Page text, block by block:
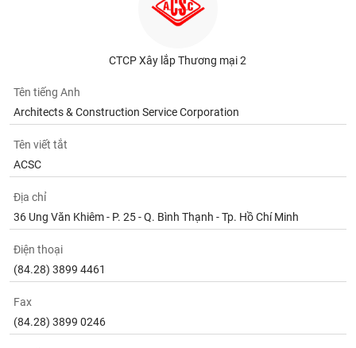
CTCP Xây lắp Thương mại 2
Tên tiếng Anh
Architects & Construction Service Corporation
Tên viết tắt
ACSC
Địa chỉ
36 Ung Văn Khiêm - P. 25 - Q. Bình Thạnh - Tp. Hồ Chí Minh
Điện thoại
(84.28) 3899 4461
Fax
(84.28) 3899 0246